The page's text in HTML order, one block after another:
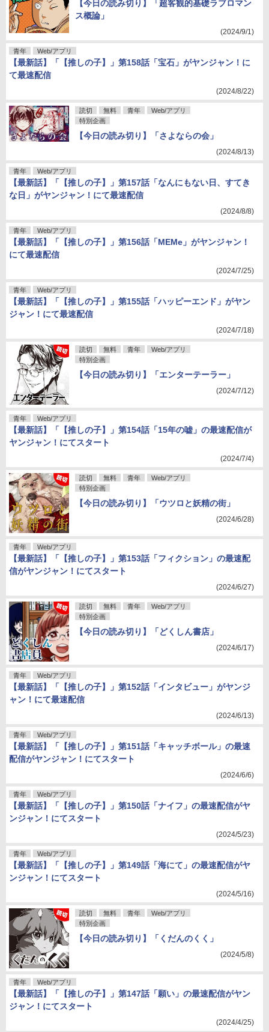
【今日の読み切り】「超客観的基礎ラブロマン
ス概論」
(2024/9/1)
青年 Web/アプリ
【最新話】「【推しの子】」第158話「宝石」がヤンジャン！に
て最速配信
(2024/8/22)
読切 無料 青年
Web/アプリ
特別企画
【今日の読み切り】「さよならの会」
(2024/8/13)
青年 Web/アプリ
【最新話】「【推しの子】」第157話「なんにもない日、すてき
な日」がヤンジャン！にて最速配信
(2024/8/8)
青年 Web/アプリ
【最新話】「【推しの子】」第156話「MEMe」がヤンジャン！
にて最速配信
(2024/7/25)
青年 Web/アプリ
【最新話】「【推しの子】」第155話「ハッピーエンド」がヤン
ジャン！にて最速配信
(2024/7/18)
読切 無料 青年
Web/アプリ
特別企画
【今日の読み切り】「エンターテーラー」
(2024/7/12)
青年 Web/アプリ
【最新話】「【推しの子】」第154話「15年の嘘」の最速配信が
ヤンジャン！にてスタート
(2024/7/4)
読切 無料 青年
Web/アプリ
特別企画
【今日の読み切り】「ウツロと妖精の街」
(2024/6/28)
青年 Web/アプリ
【最新話】「【推しの子】」第153話「フィクション」の最速配
信がヤンジャン！にてスタート
(2024/6/27)
読切 無料 青年
Web/アプリ
特別企画
【今日の読み切り】「どくしん書店」
(2024/6/17)
青年 Web/アプリ
【最新話】「【推しの子】」第152話「インタビュー」がヤンジ
ャン！にて最速配信
(2024/6/13)
青年 Web/アプリ
【最新話】「【推しの子】」第151話「キャッチボール」の最速
配信がヤンジャン！にてスタート
(2024/6/6)
青年 Web/アプリ
【最新話】「【推しの子】」第150話「ナイフ」の最速配信がヤ
ンジャン！にてスタート
(2024/5/23)
青年 Web/アプリ
【最新話】「【推しの子】」第149話「海にて」の最速配信がヤ
ンジャン！にてスタート
(2024/5/16)
読切 無料 青年
Web/アプリ
特別企画
【今日の読み切り】「くだんのくく」
(2024/5/8)
青年 Web/アプリ
【最新話】「【推しの子】」第147話「願い」の最速配信がヤン
ジャン！にてスタート
(2024/4/25)